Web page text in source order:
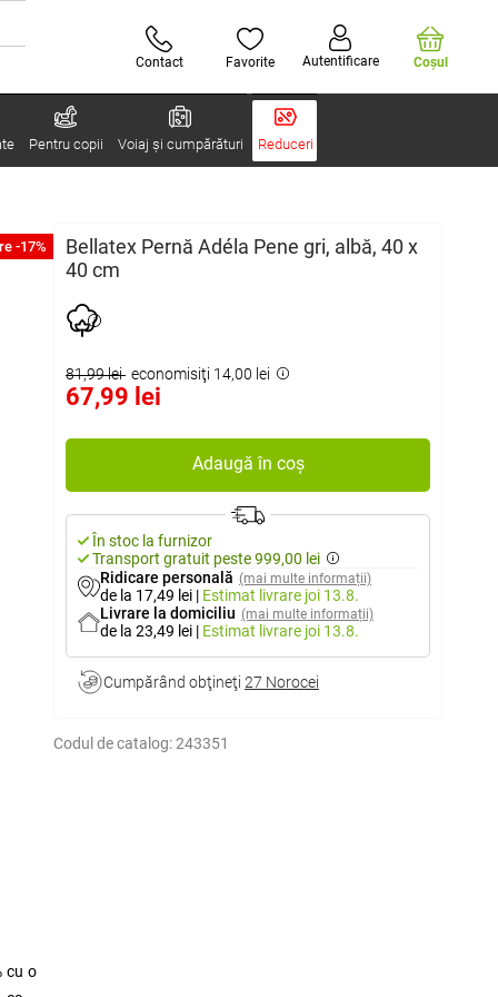
Contact Favorite Autentificare Coşul
Pentru copii Voiaj și cumpărături Reduceri
-17%
Bellatex Pernă Adéla Pene gri, albă, 40 x
40 cm
81,99 lei economisiţi 14,00 lei
67,99 lei
Adaugă în coș
În stoc la furnizor
Transport gratuit peste 999,00 lei
Ridicare personală (mai multe informații)
de la 17,49 lei | Estimat livrare joi 13.8.
Livrare la domiciliu (mai multe informații)
de la 23,49 lei | Estimat livrare joi 13.8.
Cumpărând obţineţi 27 Norocei
Codul de catalog:243351
cu o